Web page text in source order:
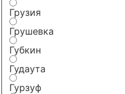
Грузия
Грушевка
Губкин
Гудаута
Гурзуф